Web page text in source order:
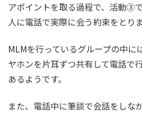
アポイントを取る過程で、活動③
人に電話で実際に会う約束をとりま
MLMを行っているグループの中に
ヤホンを片耳ずつ共有して電話で
あるようです。
また、電話中に筆談で会話をしな